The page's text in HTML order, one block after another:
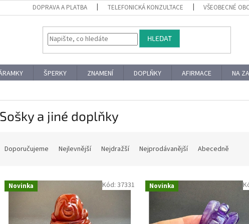
DOPRAVA A PLATBA TELEFONICKÁ KONZULTACE VŠEOBECNÉ
HLEDAT
ŠPERKY ZNAMENÍ DOPLŇKY AFIRMACE NA
Sošky a jiné doplňky
n
Doporučujeme Nejlevnější Nejdražší Nejprodávanější Abecedně
V Novinka Kód: 37331 Novinka